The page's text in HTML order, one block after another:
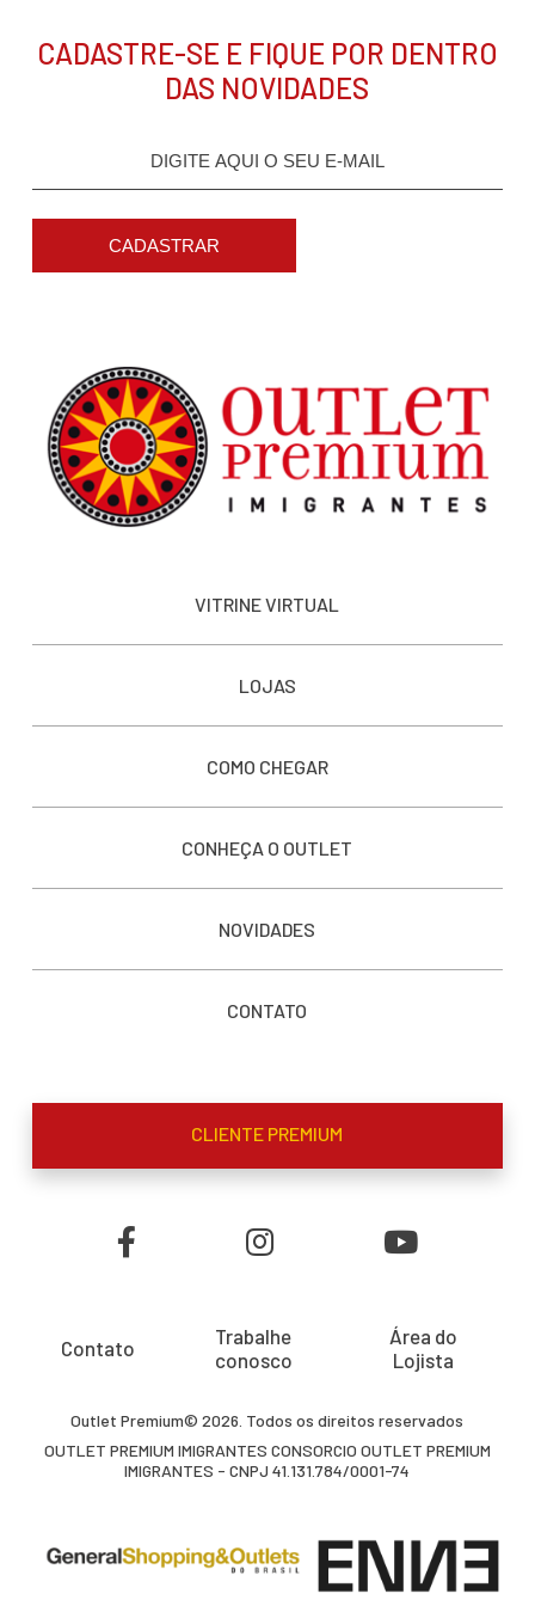
CADASTRE-SE E FIQUE POR DENTRO
DAS NOVIDADES
CADASTRAR
VITRINE VIRTUAL
LOJAS
COMO CHEGAR
CONHEÇA O OUTLET
NOVIDADES
CONTATO
CLIENTE PREMIUM
Contato
Trabalhe
conosco
Área do
Lojista
Outlet Premium© 2026. Todos os direitos reservados
OUTLET PREMIUM IMIGRANTES CONSORCIO OUTLET PREMIUM
IMIGRANTES - CNPJ 41.131.784/0001-74